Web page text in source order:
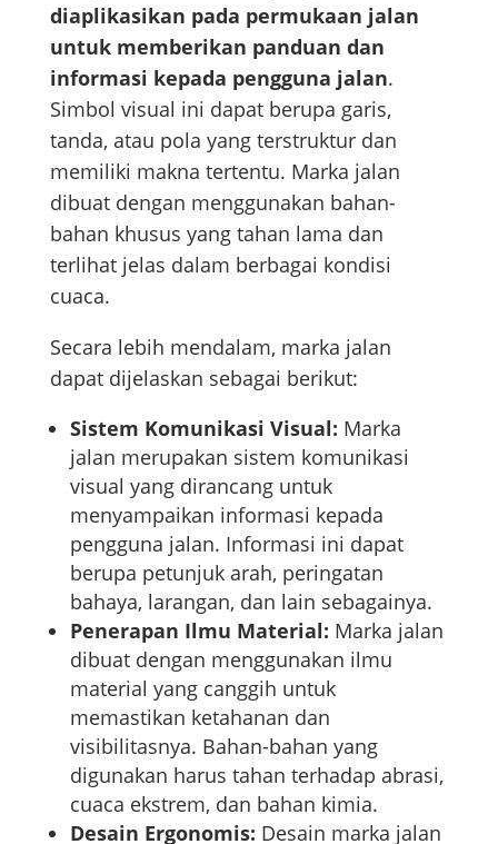
diaplikasikan pada permukaan jalan
untuk memberikan panduan dan
informasi kepada pengguna jalan.
Simbol visual ini dapat berupa garis,
tanda, atau pola yang terstruktur dan
memiliki makna tertentu. Marka jalan
dibuat dengan menggunakan bahan-
bahan khusus yang tahan lama dan
terlihat jelas dalam berbagai kondisi
cuaca.
Secara lebih mendalam, marka jalan
dapat dijelaskan sebagai berikut:
Sistem Komunikasi Visual: Marka
jalan merupakan sistem komunikasi
visual yang dirancang untuk
menyampaikan informasi kepada
pengguna jalan. Informasi ini dapat
berupa petunjuk arah, peringatan
bahaya, larangan, dan lain sebagainya.
Penerapan Ilmu Material: Marka jalan
dibuat dengan menggunakan ilmu
material yang canggih untuk
memastikan ketahanan dan
visibilitasnya. Bahan-bahan yang
digunakan harus tahan terhadap abrasi,
cuaca ekstrem, dan bahan kimia.
Desain Ergonomis: Desain marka jalan